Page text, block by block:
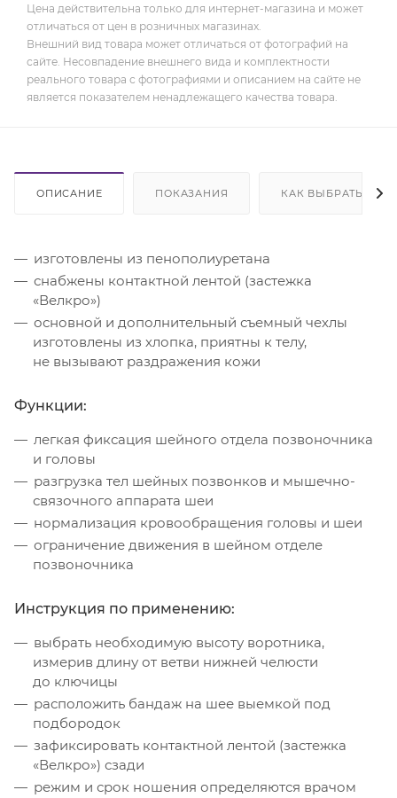
Цена действительна только для интернет-магазина и может
отличаться от цен в розничных магазинах.
Внешний вид товара может отличаться от фотографий на
сайте. Несовпадение внешнего вида и комплектности
реального товара с фотографиями и описанием на сайте не
является показателем ненадлежащего качества товара.
ОПИСАНИЕ ПОКАЗАНИЯ КАК ВЫБРАТЬ
изготовлены из пенополиуретана
снабжены контактной лентой (застежка
«Велкро»)
основной и дополнительный съемный чехлы
изготовлены из хлопка, приятны к телу,
не вызывают раздражения кожи
Функции:
легкая фиксация шейного отдела позвоночника
и головы
разгрузка тел шейных позвонков и мышечно-
связочного аппарата шеи
нормализация кровообращения головы и шеи
ограничение движения в шейном отделе
позвоночника
Инструкция по применению:
выбрать необходимую высоту воротника,
измерив длину от ветви нижней челюсти
до ключицы
расположить бандаж на шее выемкой под
подбородок
зафиксировать контактной лентой (застежка
«Велкро») сзади
режим и срок ношения определяются врачом